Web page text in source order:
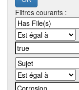
Filtres courants :